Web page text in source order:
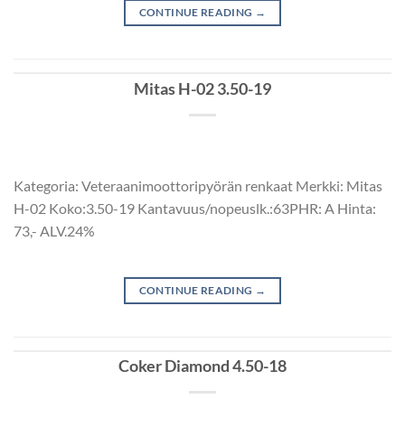
CONTINUE READING →
Mitas H-02 3.50-19
Kategoria: Veteraanimoottoripyörän renkaat Merkki: Mitas
H-02 Koko:3.50-19 Kantavuus/nopeuslk.:63PHR: A Hinta:
73,- ALV.24%
CONTINUE READING →
Coker Diamond 4.50-18